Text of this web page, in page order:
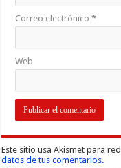
Correo electrónico*
Web
Este sitio usa Akismet para
datos de tus comentarios.